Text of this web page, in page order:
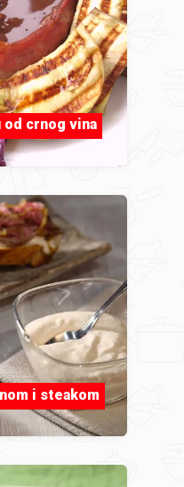
od crnog vina
i steakom